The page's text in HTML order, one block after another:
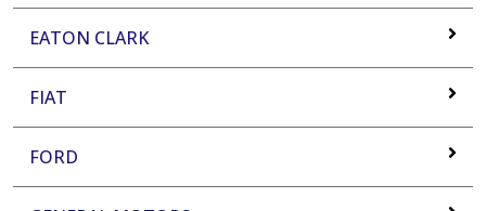
EATON CLARK
FIAT
FORD